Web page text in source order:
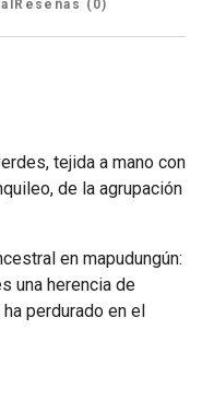
Reseñas (0)
tejida a mano con
de la agrupación
en mapudungún:
una herencia de
perdurado en el